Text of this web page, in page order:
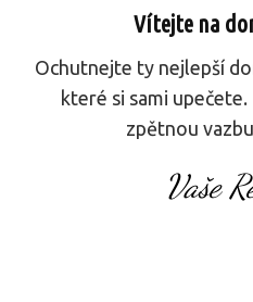
Vítejte na
Ochutnejte ty nejlepší
které si sami
zpětnou
Vaše